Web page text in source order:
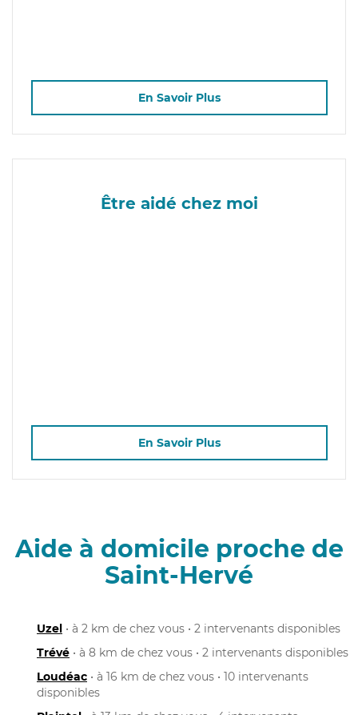
En Savoir Plus
Être aidé chez moi
En Savoir Plus
Aide à domicile proche de
Saint-Hervé
Uzel • à 2 km de chez vous • 2 intervenants disponibles
Trévé • à 8 km de chez vous • 2 intervenants disponibles
Loudéac • à 16 km de chez vous • 10 intervenants
disponibles